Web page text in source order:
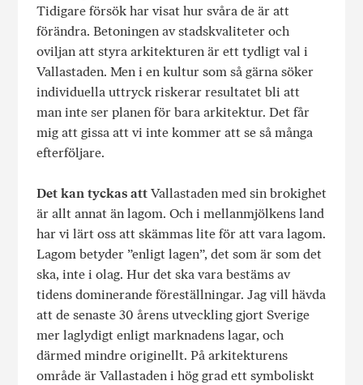
Tidigare försök har visat hur svåra de är att
förändra. Betoningen av stadskvaliteter och
oviljan att styra arkitekturen är ett tydligt val i
Vallastaden. Men i en kultur som så gärna söker
individuella uttryck riskerar resultatet bli att
man inte ser planen för bara arkitektur. Det får
mig att gissa att vi inte kommer att se så många
efterföljare.
Det kan tyckas attVallastaden med sin brokighet
är allt annat än lagom. Och i mellanmjölkens land
har vi lärt oss att skämmas lite för att vara lagom.
Lagom betyder ”enligt lagen”, det som är som det
ska, inte i olag. Hur det ska vara bestäms av
tidens dominerande föreställningar. Jag vill hävda
att de senaste 30 årens utveckling gjort Sverige
mer laglydigt enligt marknadens lagar, och
därmed mindre originellt. På arkitekturens
område är Vallastaden i hög grad ett symboliskt